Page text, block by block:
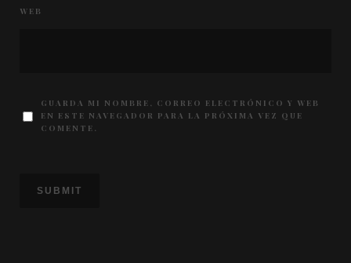
WEB
GUARDA MI NOMBRE, CORREO ELECTRÓNICO Y WEB
EN ESTE NAVEGADOR PARA LA PRÓXIMA VEZ QUE
COMENTE.